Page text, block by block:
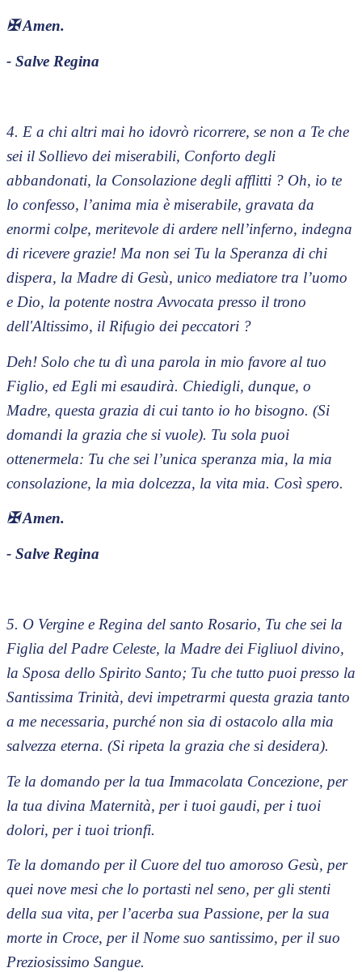
✠Amen.
- Salve Regina
4. E a chi altri mai ho idovrò ricorrere, se non a Te che
sei il Sollievo dei miserabili, Conforto degli
abbandonati, la Consolazione degli afflitti ? Oh, io te
lo confesso, l’anima mia è miserabile, gravata da
enormi colpe, meritevole di ardere nell’inferno, indegna
di ricevere grazie! Ma non sei Tu la Speranza di chi
dispera, la Madre di Gesù, unico mediatore tra l’uomo
e Dio, la potente nostra Avvocata presso il trono
dell'Altissimo, il Rifugio dei peccatori ?
Deh! Solo che tu dì una parola in mio favore al tuo
Figlio, ed Egli mi esaudirà. Chiedigli, dunque, o
Madre, questa grazia di cui tanto io ho bisogno. (Si
domandi la grazia che si vuole). Tu sola puoi
ottenermela: Tu che sei l’unica speranza mia, la mia
consolazione, la mia dolcezza, la vita mia. Così spero.
✠Amen.
- Salve Regina
5. O Vergine e Regina del santo Rosario, Tu che sei la
Figlia del Padre Celeste, la Madre dei Figliuol divino,
la Sposa dello Spirito Santo; Tu che tutto puoi presso la
Santissima Trinità, devi impetrarmi questa grazia tanto
a me necessaria, purché non sia di ostacolo alla mia
salvezza eterna. (Si ripeta la grazia che si desidera).
Te la domando per la tua Immacolata Concezione, per
la tua divina Maternità, per i tuoi gaudi, per i tuoi
dolori, per i tuoi trionfi.
Te la domando per il Cuore del tuo amoroso Gesù, per
quei nove mesi che lo portasti nel seno, per gli stenti
della sua vita, per l’acerba sua Passione, per la sua
morte in Croce, per il Nome suo santissimo, per il suo
Preziosissimo Sangue.